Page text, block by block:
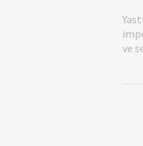
ve